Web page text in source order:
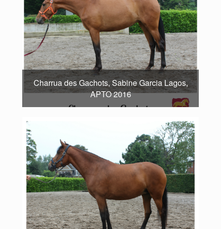
Charrua des Gachots, Sabine Garcia Lagos,
APTO 2016